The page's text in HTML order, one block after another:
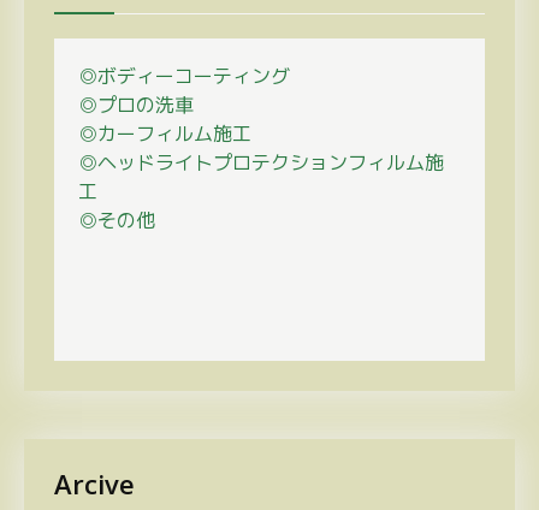
◎ボディーコーティング
◎プロの洗車
◎カーフィルム施工
◎ヘッドライトプロテクションフィルム施
工
◎その他
Arcive